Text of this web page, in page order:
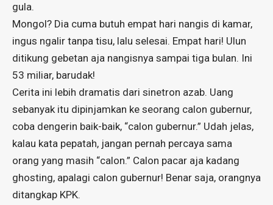
gula.
Mongol? Dia cuma butuh empat hari nangis di kamar,
ingus ngalir tanpa tisu, lalu selesai. Empat hari! Ulun
ditikung gebetan aja nangisnya sampai tiga bulan. Ini
53 miliar, barudak!
Cerita ini lebih dramatis dari sinetron azab. Uang
sebanyak itu dipinjamkan ke seorang calon gubernur,
coba dengerin baik-baik, “calon gubernur.” Udah jelas,
kalau kata pepatah, jangan pernah percaya sama
orang yang masih “calon.” Calon pacar aja kadang
ghosting, apalagi calon gubernur! Benar saja, orangnya
ditangkap KPK.